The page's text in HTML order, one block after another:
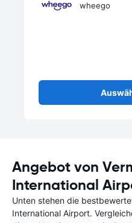
wheego
Angebot von
International
Unten stehen die
International Airport.